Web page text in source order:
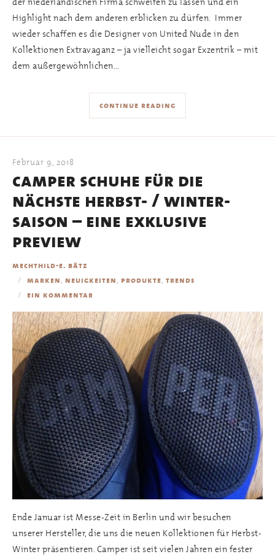
Highlight nach dem anderen erblicken zu dürfen. Immer
wieder schaffen es die Designer von United Nude in den
Kollektionen Extravaganz – ja vielleicht sogar Exzentrik – mit
dem außergewöhnlichen…
continue reading
Februar 9, 2018
camper schuhe für die
nächste herbst- / winter-
saison – eine exklusive
preview
mechthild-e. bätz
marken, neuigkeiten, produkte, trends
ein kommentar
Ende Januar ist Messe-Zeit in Berlin und wir besuchen
unserer Hersteller, die uns die neuen Kollektionen für Herbst-
Winter präsentieren. Camper ist seit vielen Jahren ein fester